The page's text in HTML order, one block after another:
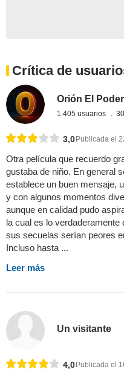
Crítica de
Orión El
1.405 usuarios
3,0Publicada el
Otra película que recuerdo
gustaba de niño. En general
establece un buen mensaje,
y con algunos momentos
aunque en calidad pudo
la cual es lo
sus secuelas serían peores
Incluso hasta ...
Leer más
Un visitante
4,0 Publicada el